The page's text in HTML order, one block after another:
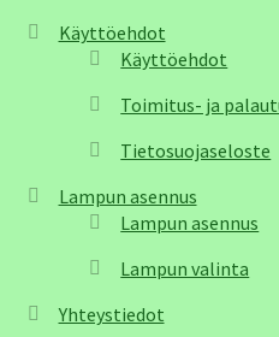
Käyttöehdot
Käyttöehdot
Toimitus- ja
Tietosuojaseloste
Lampun asennus
Lampun asennus
Lampun valinta
Yhteystiedot